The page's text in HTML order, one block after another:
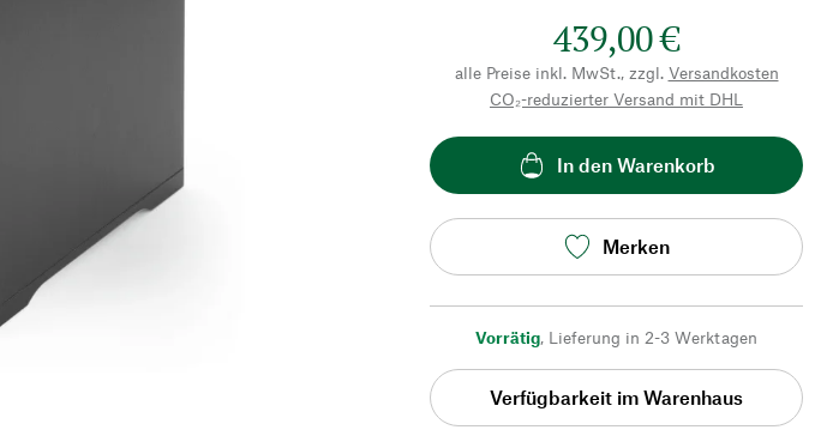
439,00 €
alle Preise inkl. MwSt., zzgl. Versandkosten
CO₂-reduzierter Versand mit DHL
In den Warenkorb
Merken
Vorrätig, Lieferung in 2-3 Werktagen
Verfügbarkeit im Warenhaus